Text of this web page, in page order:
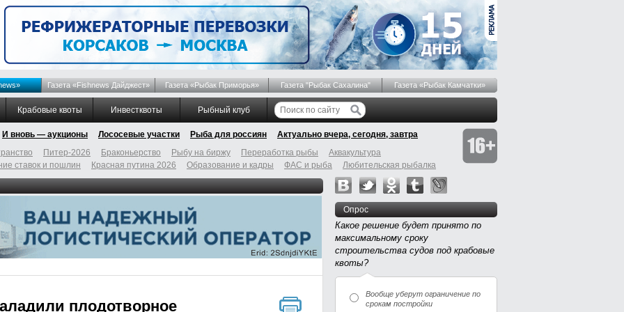
Газета «Fishnews Дайджест» Газета «Рыбак Приморья» Газета "Рыбак Сахалина" Газета «Рыбак Камчатки»
Крабовые квоты Инвестквоты Рыбный клуб
И вновь — аукционы Лососевые участки Рыба для россиян
Актуально вчера, сегодня, завтра
Питер-2026 Браконьерство Рыбу на биржу Переработка рыбы
Аквакультура
ставок и пошлин Красная путина 2026 Образование и кадры ФАС и рыба Любительская рыбалка
плодотворное
Опрос
Какое решение будет принято по
максимальному сроку
строительства судов под крабовые
квоты?
Вообще уберут ограничение по
срокам постройки